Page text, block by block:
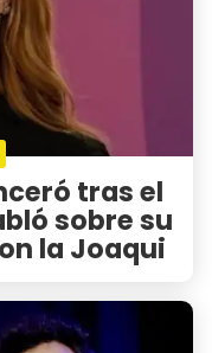
tras el
sobre su
la Joaqui